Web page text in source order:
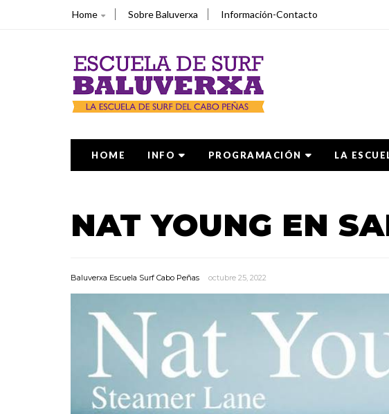
Home Sobre Baluverxa Información-Contacto
HOME INFO PROGRAMACIÓN LA
NAT YOUNG EN
Baluverxa Escuela Surf Cabo Peñas octubre 25, 2022